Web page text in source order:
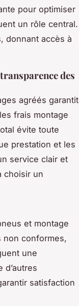
pour optimiser
un rôle central.
donnant accès à
des
agréés garantit
frais montage
évite toute
prestation et les
service clair et
choisir un
et montage
non conformes,
une
satisfaction